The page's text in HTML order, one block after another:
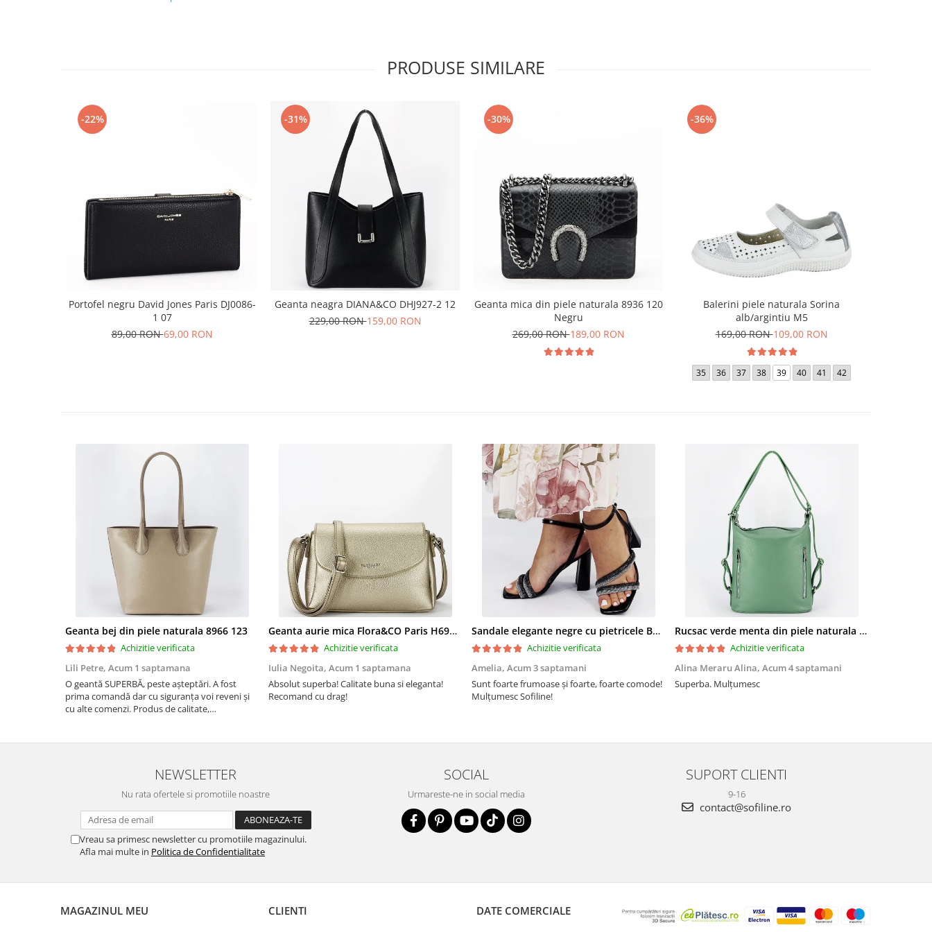
PRODUSE SIMILARE
-22%
Portofel negru David Jones Paris DJ0086-
1 07
89,00 RON69,00 RON
-31%
Geanta neagra DIANA&CO DHJ927-2 12
229,00 RON159,00 RON
-30%
Geanta mica din piele naturala 8936 120
Negru
269,00 RON189,00 RON
-36%
Balerini piele naturala Sorina
alb/argintiu M5
169,00 RON109,00 RON
35 36 37 38 39 40 41 42
Geanta bej din piele naturala 8966 123
Achizitie verificata
Lili Petre, Acum 1 saptamana
O geantă SUPERBĂ, peste așteptări. A fost
prima comandă dar cu siguranța voi reveni și
cu alte comenzi. Produs de calitate,
SOFILINE!!!
Geanta aurie mica Flora&CO Paris H6930 16
Achizitie verificata
Iulia Negoita, Acum 1 saptamana
Absolut superba! Calitate buna si eleganta!
Recomand cu drag!
Sandale elegante negre cu pietricele BZF8778 M12
Achizitie verificata
Amelia, Acum 3 saptamani
Sunt foarte frumoase şi foarte, foarte comode!
Mulţumesc Sofiline!
Rucsac verde menta din piele naturala 2 in 1 Lucia 121
Achizitie verificata
Alina Meraru Alina, Acum 4 saptamani
Superba. Mulțumesc
NEWSLETTER
Nu rata ofertele si promotiile noastre
Vreau sa primesc newsletter cu promotiile magazinului.
Afla mai multe in Politica de Confidentialitate
SOCIAL
Urmareste-ne in social media
SUPORT CLIENTI
9-16
contact@sofiline.ro
MAGAZINUL MEU CLIENTI DATE COMERCIALE